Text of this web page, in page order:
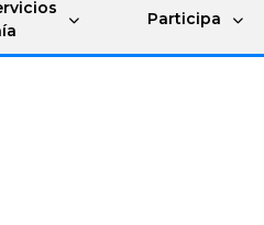
Participa